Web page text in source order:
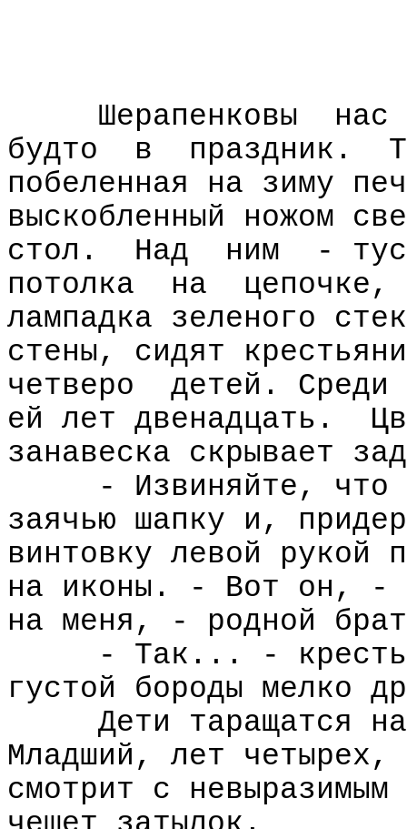
Шерапенковы
нас
будто
в праздник.
побеленная на зиму
выскобленный ножом
стол.
Над ним
-
потолка
на
цепочке,
лампадка зеленого
стены, сидят
четверо
детей. Среди
ей лет двенадцать.
занавеска скрывает
- Извиняйте, что
заячью шапку и,
винтовку левой рукой
на иконы. - Вот он, -
на меня, - родной
- Так... -
густой бороды мелко
Дети таращатся
Младший, лет четырех,
смотрит с